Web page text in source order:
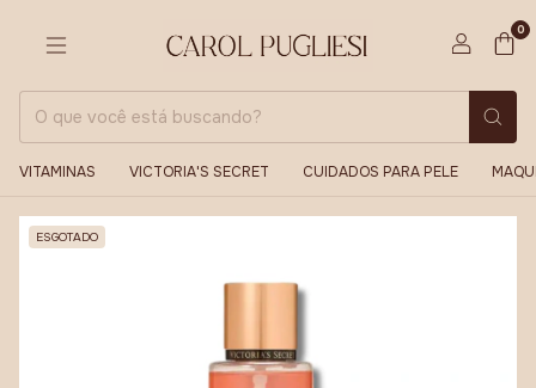
0
VITAMINAS VICTORIA'S SECRET CUIDADOS PARA PELE
ESGOTADO